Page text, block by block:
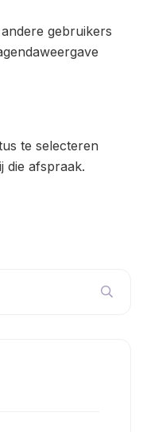
gebruikers
te selecteren
die afspraak.